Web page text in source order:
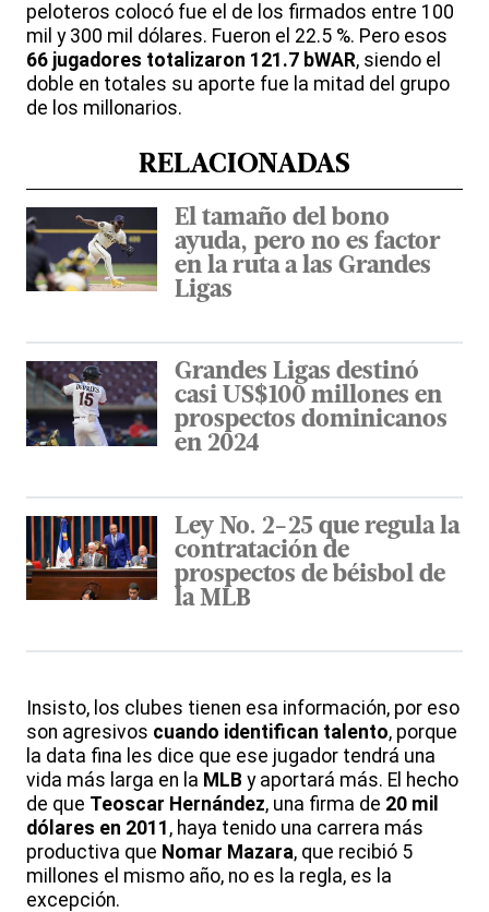
peloteros colocó fue el de los firmados entre 100
mil y 300 mil dólares. Fueron el 22.5 %. Pero esos
66 jugadores totalizaron 121.7 bWAR, siendo el
doble en totales su aporte fue la mitad del grupo
de los millonarios.
RELACIONADAS
El tamaño del bono
ayuda, pero no es factor
en la ruta a las Grandes
Ligas
Grandes Ligas destinó
casi US$100 millones en
prospectos dominicanos
en 2024
Ley No. 2-25 que regula la
contratación de
prospectos de béisbol de
la MLB
Insisto, los clubes tienen esa información, por eso
son agresivos cuando identifican talento, porque
la data fina les dice que ese jugador tendrá una
vida más larga en la MLB y aportará más. El hecho
de que Teoscar Hernández, una firma de 20 mil
dólares en 2011 , haya tenido una carrera más
productiva que Nomar Mazara, que recibió 5
millones el mismo año, no es la regla, es la
excepción.